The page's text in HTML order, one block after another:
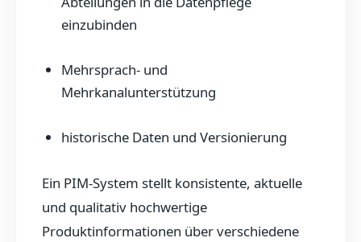
einzubinden
Mehrsprach- und
Mehrkanalunterstützung
historische Daten und Versionierung
Ein PIM-System stellt konsistente, aktuelle
und qualitativ hochwertige
Produktinformationen über verschiedene